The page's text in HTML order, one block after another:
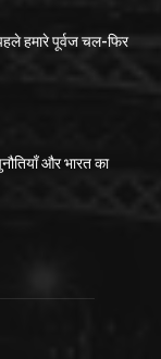
हमारे पूर्वज चल-फिर
और भारत का